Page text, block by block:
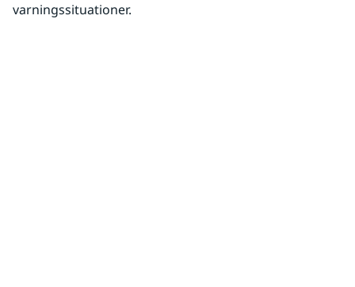
varningssituationer.